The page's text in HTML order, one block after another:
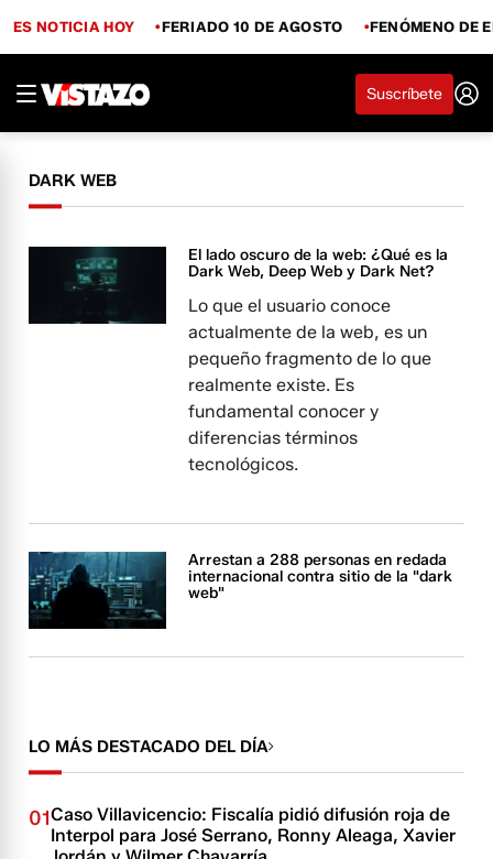
ES NOTICIA HOY FERIADO 10 DE AGOSTO FENÓMENO DE
Suscríbete
DARK WEB
El lado oscuro de la web: ¿Qué es la
Dark Web, Deep Web y Dark Net?
Lo que el usuario conoce
actualmente de la web, es un
pequeño fragmento de lo que
realmente existe. Es
fundamental conocer y
diferencias términos
tecnológicos.
Arrestan a 288 personas en redada
internacional contra sitio de la "dark
web"
LO MÁS DESTACADO DEL DÍA
01Caso Villavicencio: Fiscalía pidió difusión roja de
Interpol para José Serrano, Ronny Aleaga, Xavier